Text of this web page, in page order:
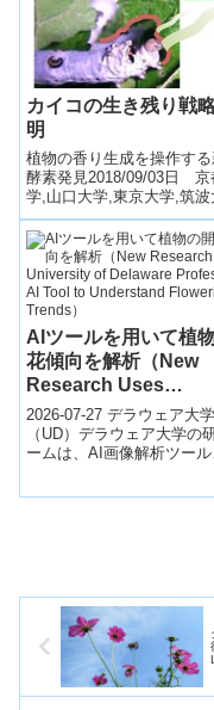
カイコの生き残り戦
明
植物の香り生成を操作す
酵素発見2018/09/03日 京
学,山口大学,東京大学,筑波
高林純示 生態学研究セン
授らは、山口大学、東京
筑波...
AIツールを用いて植
花傾向を解析（New
Research Uses
University of
Professor’s AI Tool
Understand
2026-07-27 デラウェア大学
（UD）デラウェア大学の
ームは、AI画像解析ツール